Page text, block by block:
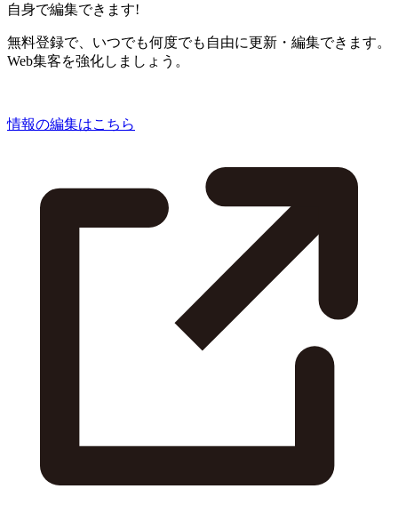
自身で編集できます!
無料登録で、いつでも何度でも自由に更新・編集できます。
Web集客を強化しましょう。
情報の編集はこちら